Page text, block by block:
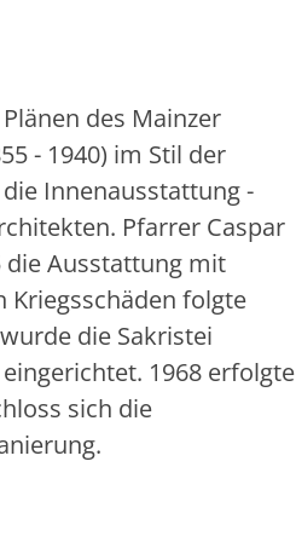
des Mainzer
- 1940) im Stil der
Innenausstattung -
Pfarrer Caspar
die Ausstattung mit
Kriegsschäden folgte
die Sakristei
1968 erfolgte
sich die